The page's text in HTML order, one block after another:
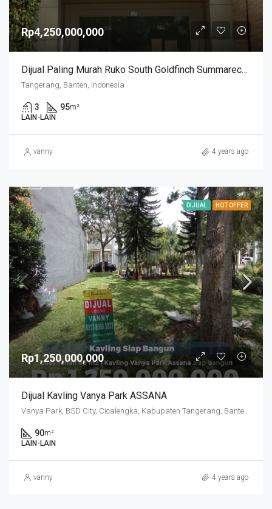
Rp4,250,000,000
Dijual Paling Murah Ruko South Goldfinch Summarecon
Tangerang, Banten, Indonesia
3 95m²
LAIN-LAIN
vanny 4 years ago
DIJUAL HOT OFFER
Rp1,250,000,000
Dijual Kavling Vanya Park ASSANA
90m²
LAIN-LAIN
vanny 4 years ago